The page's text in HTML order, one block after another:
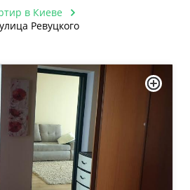
в Киеве
улица Ревуцкого